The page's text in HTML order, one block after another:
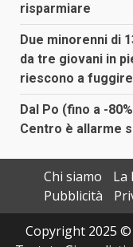
risparmiare
Due minorenni di
da tre giovani in
riescono a fuggire
Dal Po (fino a -
Centro è allarme
Chi siamo
La
Pubblicità
Copyright 2025 ©